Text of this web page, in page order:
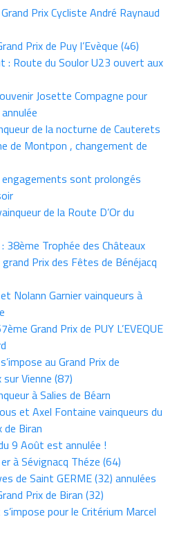
Prix Cycliste André Raynaud
Prix de Puy l’Evèque (46)
: Route du Soulor U23 ouvert aux
Josette Compagne pour
de la nocturne de Cauterets
de Montpon , changement de
engagements sont prolongés
de la Route D’Or du
38ème Trophée des Châteaux
Prix des Fêtes de Bénéjacq
Nolann Garnier vainqueurs à
Grand Prix de PUY L’EVEQUE
au Grand Prix de
Vienne (87)
à Salies de Béarn
et Axel Fontaine vainqueurs du
de Biran
9 Août est annulée !
à Sévignacq Théze (64)
de Saint GERME (32) annulées
Prix de Biran (32)
pour le Critérium Marcel